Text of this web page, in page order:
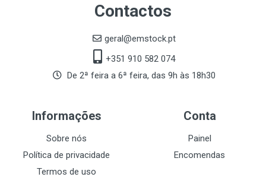
Contactos
geral@emstock.pt
+351 910 582 074
De 2ª feira a 6ª feira, das 9h às 18h30
Informações
Sobre nós
Política de privacidade
Termos de uso
Conta
Painel
Encomendas